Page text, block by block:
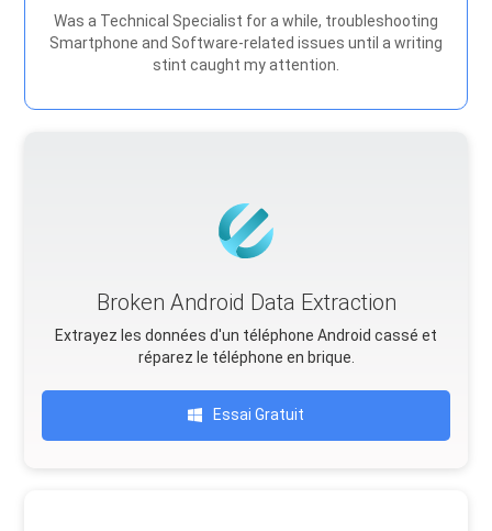
Was a Technical Specialist for a while, troubleshooting
Smartphone and Software-related issues until a writing
stint caught my attention.
Broken Android Data Extraction
Extrayez les données d'un téléphone Android cassé et
réparez le téléphone en brique.
Essai Gratuit